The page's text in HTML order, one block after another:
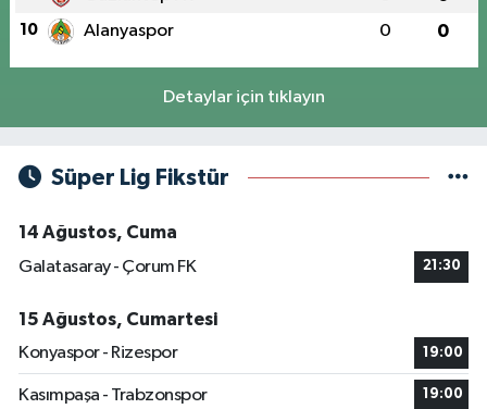
10 Alanyaspor 0 0
Detaylar için tıklayın
Süper Lig Fikstür
14 Ağustos, Cuma
Galatasaray - Çorum FK
21:30
15 Ağustos, Cumartesi
Konyaspor - Rizespor
19:00
Kasımpaşa - Trabzonspor 19:00